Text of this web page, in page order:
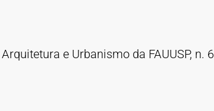
e Urbanismo da FAUUSP, n. 6